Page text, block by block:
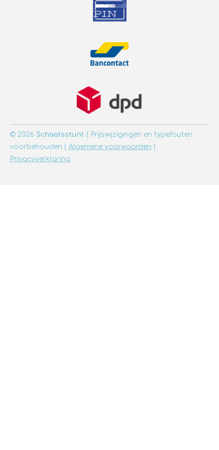
© 2026 Schaatsstunt
| Prijswijzigingen en typefouten
voorbehouden | Algemene voorwaarden
Privacyverklaring